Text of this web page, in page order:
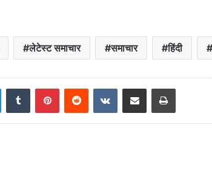
लेटेस्ट समाचार समाचार हिंदी
LinkedInTumblr PinterestReddit VKontakteShare via Email Print